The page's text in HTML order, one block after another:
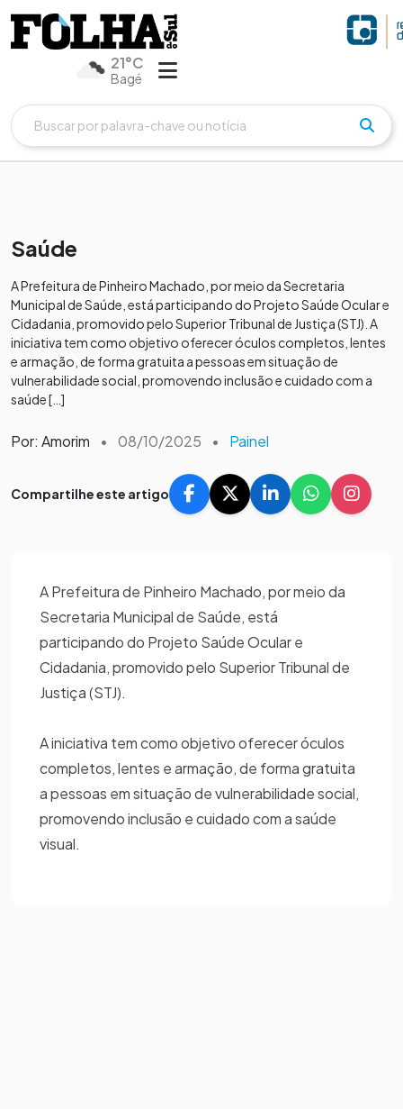
21°C
Bagé
Saúde
A Prefeitura de Pinheiro Machado, por meio da Secretaria
Municipal de Saúde, está participando do Projeto Saúde Ocular e
Cidadania, promovido pelo Superior Tribunal de Justiça (STJ). A
iniciativa tem como objetivo oferecer óculos completos, lentes
e armação, de forma gratuita a pessoas em situação de
vulnerabilidade social, promovendo inclusão e cuidado com a
saúde […]
Por: Amorim • 08/10/2025 • Painel
Compartilhe este artigo
A Prefeitura de Pinheiro Machado, por meio da
Secretaria Municipal de Saúde, está
participando do Projeto Saúde Ocular e
Cidadania, promovido pelo Superior Tribunal de
Justiça (STJ).
A iniciativa tem como objetivo oferecer óculos
completos, lentes e armação, de forma gratuita
a pessoas em situação de vulnerabilidade social,
promovendo inclusão e cuidado com a saúde
visual.